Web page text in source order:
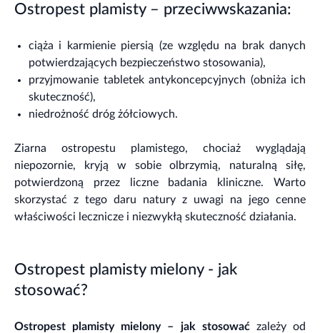
Ostropest plamisty – przeciwwskazania:
ciąża i karmienie piersią (ze względu na brak danych
potwierdzających bezpieczeństwo stosowania),
przyjmowanie tabletek antykoncepcyjnych (obniża ich
skuteczność),
niedrożność dróg żółciowych.
Ziarna ostropestu plamistego, chociaż wyglądają
niepozornie, kryją w sobie olbrzymią, naturalną siłę,
potwierdzoną przez liczne badania kliniczne. Warto
skorzystać z tego daru natury z uwagi na jego cenne
właściwości lecznicze i niezwykłą skuteczność działania.
Ostropest plamisty mielony - jak
stosować?
Ostropest plamisty mielony – jak stosowaćzależy od